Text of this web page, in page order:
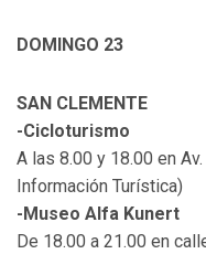
DOMINGO 23
SAN CLEMENTE
-Cicloturismo
A las 8.00 y 18.00 en
Información Turística)
-Museo Alfa Kunert
De 18.00 a 21.00 en